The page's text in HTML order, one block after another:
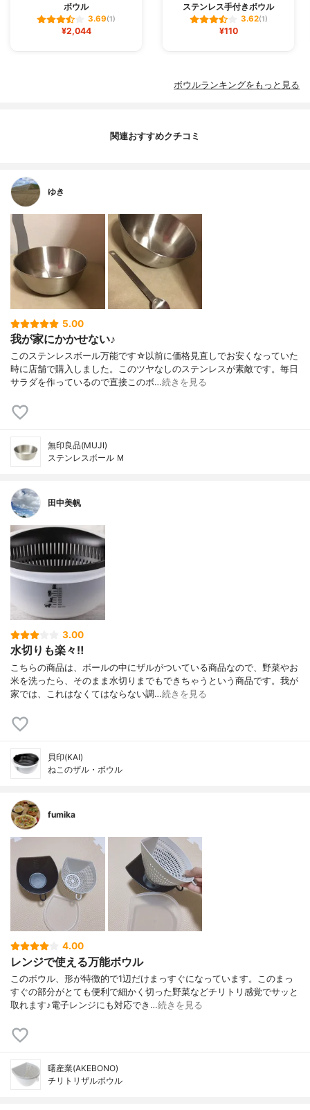
ボウル
3.69(1)
¥2,044
ステンレス手付きボウル
3.62(1)
¥110
ボウルランキングをもっと見る
関連おすすめクチコミ
ゆき
5.00
我が家にかかせない♪
このステンレスボール万能です☆以前に価格見直しでお安くなっていた
時に店舗で購入しました。このツヤなしのステンレスが素敵です。毎日
サラダを作っているので直接このボ…続きを見る
無印良品(MUJI)
ステンレスボール Ｍ
田中美帆
3.00
水切りも楽々‼︎
こちらの商品は、ボールの中にザルがついている商品なので、野菜やお
米を洗ったら、そのまま水切りまでもできちゃうという商品です。我が
家では、これはなくてはならない調…続きを見る
貝印(KAI)
ねこのザル・ボウル
fumika
4.00
レンジで使える万能ボウル
このボウル、形が特徴的で1辺だけまっすぐになっています。このまっ
すぐの部分がとても便利で細かく切った野菜などチリトリ感覚でサッと
取れます♪電子レンジにも対応でき…続きを見る
曙産業(AKEBONO)
チリトリザルボウル